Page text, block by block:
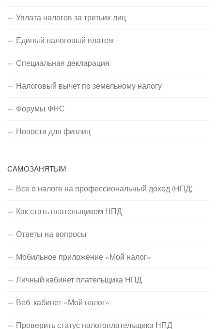
Уплата налогов за третьих лиц
Единый налоговый платеж
Специальная декларация
Налоговый вычет по земельному налогу
Форумы ФНС
Новости для физлиц
САМОЗАНЯТЫМ:
Все о налоге на профессиональный доход (НПД)
Как стать плательщиком НПД
Ответы на вопросы
Мобильное приложение «Мой налог»
Личный кабинет плательщика НПД
Веб-кабинет «Мой налог»
Проверить статус налогоплательщика НПД